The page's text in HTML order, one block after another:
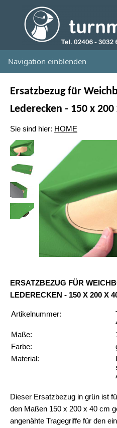
Navigation einblenden
Ersatzbezug für
Lederecken - 150 x 200
Sie sind hier: HOME
ERSATZBEZUG FÜR
LEDERECKEN - 150 X 200 X
Artikelnummer:
Maße:
Farbe:
Material:
Dieser Ersatzbezug in grün ist
den Maßen 150 x 200 x 40 cm
angenähte Tragegriffe für den